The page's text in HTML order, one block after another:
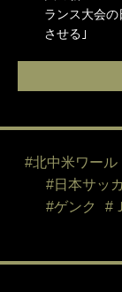
ランス大会
させる｣
#北中米ワール
#日本サッ
#ゲンク
#